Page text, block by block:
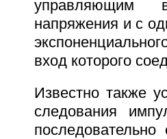
управляющим
напряжения и с
вход которого
Известно также
следования
последовательно